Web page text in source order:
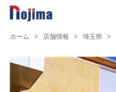
ホーム > 店舗情報 > 埼玉県 >